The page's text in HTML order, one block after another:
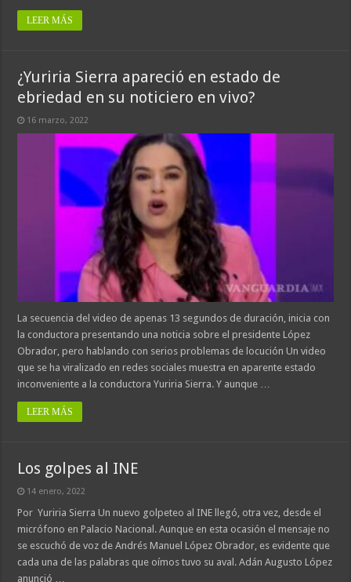
LEER MÁS
¿Yuriria Sierra apareció en estado de
ebriedad en su noticiero en vivo?
16 marzo, 2022
La secuencia del video de apenas 13 segundos de duración, inicia con
la conductora presentando una noticia sobre el presidente López
Obrador, pero hablando con serios problemas de locución Un video
que se ha viralizado en redes sociales muestra en aparente estado
inconveniente a la conductora Yuriria Sierra. Y aunque …
LEER MÁS
Los golpes al INE
14 enero, 2022
Por Yuriria Sierra Un nuevo golpeteo al INE llegó, otra vez, desde el
micrófono en Palacio Nacional. Aunque en esta ocasión el mensaje no
se escuchó de voz de Andrés Manuel López Obrador, es evidente que
cada una de las palabras que oímos tuvo su aval. Adán Augusto López
anunció …